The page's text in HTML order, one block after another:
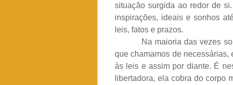
situação surgida ao redor de
inspirações, ideais e sonhos
leis, fatos e prazos.
Na maioria das vezes
que chamamos de necessárias,
às leis e assim por diante. É
libertadora, ela cobra do corpo